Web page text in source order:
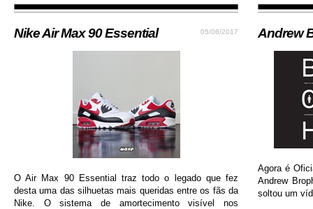
05/06/2017
Nike Air Max 90 Essential
O Air Max 90 Essential traz todo o legado que fez
desta uma das silhuetas mais queridas entre os fãs da
Nike. O sistema de amortecimento visível nos
Andrew
Agora é
Andrew
soltou um